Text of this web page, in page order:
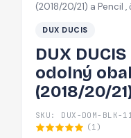
(2018/20/21) a Pencil ,
DUX DUCIS
DUX
odolný
(2018/20/
SKU: DUX-DOM-BLK-
(1)